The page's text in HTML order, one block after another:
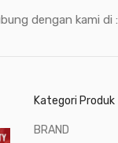
dengan kami di :
Kategori Produk
BRAND